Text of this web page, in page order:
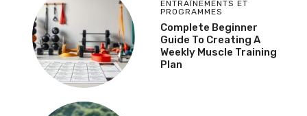
ENTRAÎNEMENTS ET
PROGRAMMES
Complete Beginner
Guide To Creating A
Weekly Muscle Training
Plan